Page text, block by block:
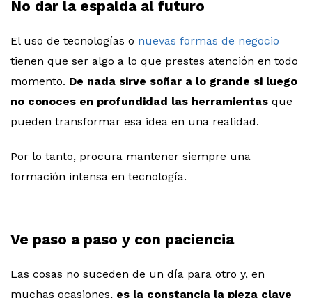
No dar la espalda al futuro
El uso de tecnologías o nuevas formas de negocio
tienen que ser algo a lo que prestes atención en todo
momento. De nada sirve soñar a lo grande si luego
no conoces en profundidad las herramientas que
pueden transformar esa idea en una realidad.
Por lo tanto, procura mantener siempre una
formación intensa en tecnología.
Ve paso a paso y con paciencia
Las cosas no suceden de un día para otro y, en
muchas ocasiones, es la constancia la pieza clave